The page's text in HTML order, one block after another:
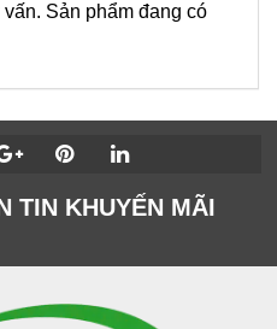
Sản phẩm đang có
TIN KHUYẾN MÃI